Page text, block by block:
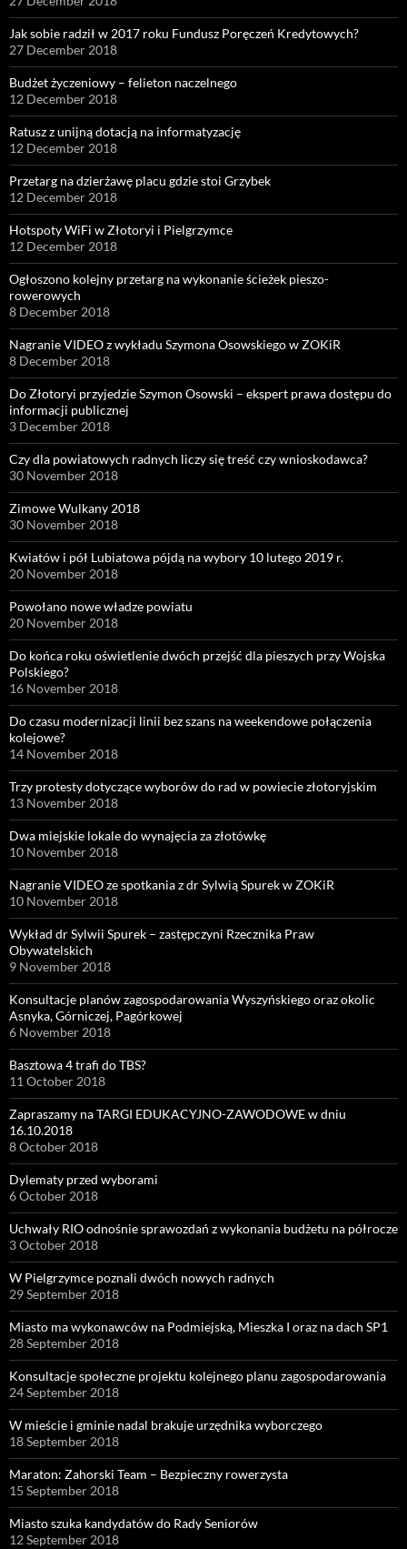
Jak sobie radził w 2017 roku Fundusz Poręczeń Kredytowych?
27 December 2018
Budżet życzeniowy – felieton naczelnego
12 December 2018
Ratusz z unijną dotacją na informatyzację
12 December 2018
Przetarg na dzierżawę placu gdzie stoi Grzybek
12 December 2018
Hotspoty WiFi w Złotoryi i Pielgrzymce
12 December 2018
Ogłoszono kolejny przetarg na wykonanie ścieżek pieszo-
rowerowych
8 December 2018
Nagranie VIDEO z wykładu Szymona Osowskiego w ZOKiR
8 December 2018
Do Złotoryi przyjedzie Szymon Osowski – ekspert prawa dostępu do
informacji publicznej
3 December 2018
Czy dla powiatowych radnych liczy się treść czy wnioskodawca?
30 November 2018
Zimowe Wulkany 2018
30 November 2018
Kwiatów i pół Lubiatowa pójdą na wybory 10 lutego 2019 r.
20 November 2018
Powołano nowe władze powiatu
20 November 2018
Do końca roku oświetlenie dwóch przejść dla pieszych przy Wojska
Polskiego?
16 November 2018
Do czasu modernizacji linii bez szans na weekendowe połączenia
kolejowe?
14 November 2018
Trzy protesty dotyczące wyborów do rad w powiecie złotoryjskim
13 November 2018
Dwa miejskie lokale do wynajęcia za złotówkę
10 November 2018
Nagranie VIDEO ze spotkania z dr Sylwią Spurek w ZOKiR
10 November 2018
Wykład dr Sylwii Spurek – zastępczyni Rzecznika Praw
Obywatelskich
9 November 2018
Konsultacje planów zagospodarowania Wyszyńskiego oraz okolic
Asnyka, Górniczej, Pagórkowej
6 November 2018
Basztowa 4 trafi do TBS?
11 October 2018
Zapraszamy na TARGI EDUKACYJNO-ZAWODOWE w dniu
16.10.2018
8 October 2018
Dylematy przed wyborami
6 October 2018
Uchwały RIO odnośnie sprawozdań z wykonania budżetu na półrocze
3 October 2018
W Pielgrzymce poznali dwóch nowych radnych
29 September 2018
Miasto ma wykonawców na Podmiejską, Mieszka I oraz na dach SP1
28 September 2018
Konsultacje społeczne projektu kolejnego planu zagospodarowania
24 September 2018
W mieście i gminie nadal brakuje urzędnika wyborczego
18 September 2018
Maraton: Zahorski Team – Bezpieczny rowerzysta
15 September 2018
Miasto szuka kandydatów do Rady Seniorów
12 September 2018